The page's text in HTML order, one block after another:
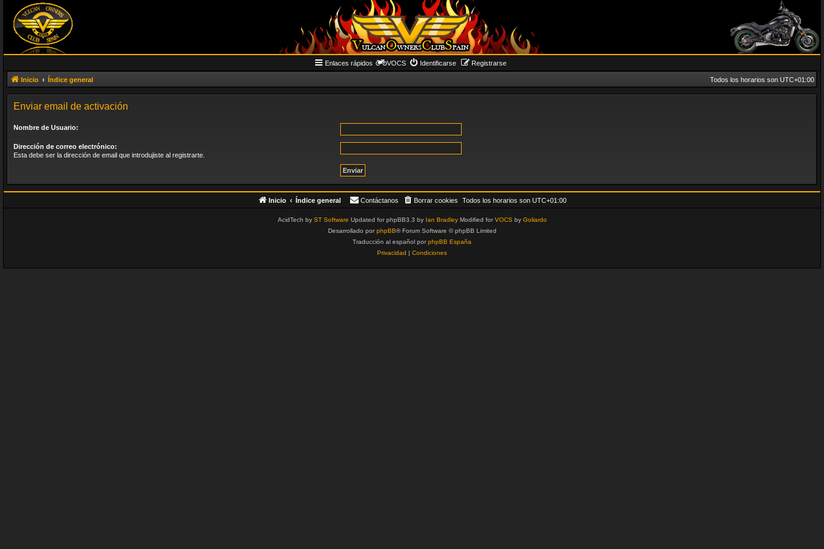
Enlaces rápidos VOCS Identificarse Registrarse
Inicio Índice general Todos los horarios son UTC+01:00
Enviar email de activación
Nombre de Usuario:
Dirección de correo electrónico:
Esta debe ser la dirección de email que introdujiste al registrarte.
Inicio Índice general Todos los horarios son UTC+01:00
Borrar cookies
Contáctanos
AcidTech by ST Software Updated for phpBB3.3 by Ian BradleyModified forVOCSby Goliardo
Desarrollado porphpBB® Forum Software © phpBB Limited
Traducción al español porphpBB España
Privacidad | Condiciones